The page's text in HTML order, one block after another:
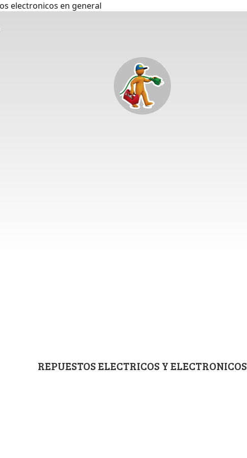
electronicos en general
REPUESTOS ELECTRICOS Y ELECTRONICOS